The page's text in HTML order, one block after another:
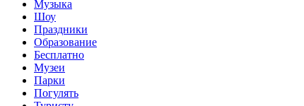
Музыка
Шоу
Праздники
Образование
Бесплатно
Музеи
Парки
Погулять